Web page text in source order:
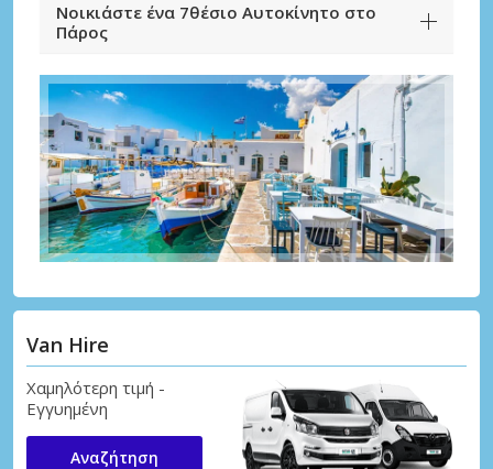
Νοικιάστε ένα 7θέσιο Αυτοκίνητο στο
Πάρος
Van Hire
Χαμηλότερη τιμή -
Εγγυημένη
Αναζήτηση